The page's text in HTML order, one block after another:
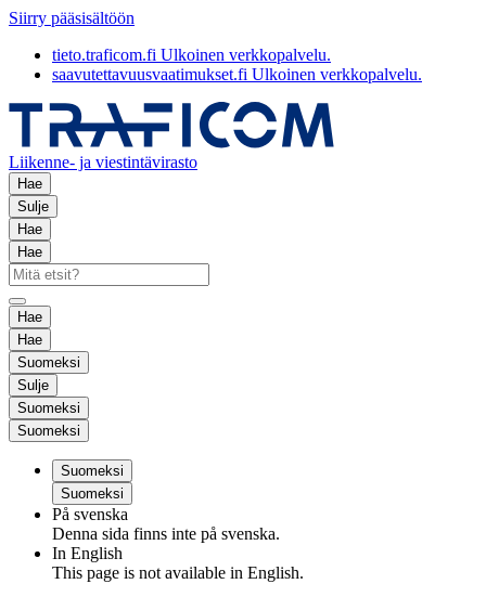
Siirry pääsisältöön
tieto.traficom.fi Ulkoinen verkkopalvelu.
saavutettavuusvaatimukset.fi Ulkoinen verkkopalvelu.
Liikenne- ja viestintävirasto
Hae
Sulje
Hae
Hae
Hae
Hae
Suomeksi
Sulje
Suomeksi
Suomeksi
Suomeksi
Suomeksi
På svenska
Denna sida finns inte på svenska.
In English
This page is not available in English.